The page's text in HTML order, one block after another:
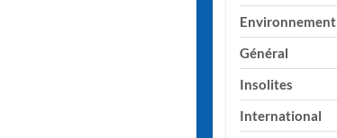
Environnement
Général
Insolites
International